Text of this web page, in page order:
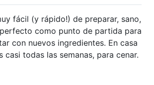
fácil (y rápido!) de preparar, sano,
como punto de partida para
con nuevos ingredientes. En casa
casi todas las semanas, para cenar.